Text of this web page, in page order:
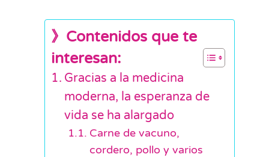
》Contenidos que te
interesan:
Gracias a la medicina
moderna, la esperanza de
vida se ha alargado
Carne de vacuno,
cordero, pollo y varios